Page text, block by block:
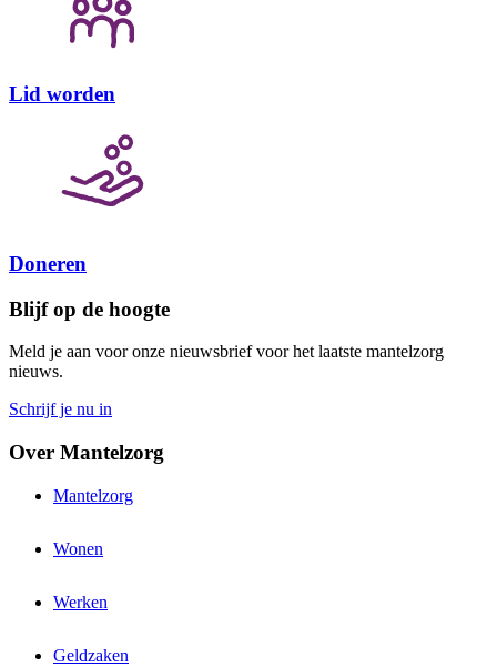
Lid worden
Doneren
Blijf op de hoogte
Meld je aan voor onze nieuwsbrief voor het laatste mantelzorg
nieuws.
Schrijf je nu in
Over Mantelzorg
Mantelzorg
Wonen
Werken
Geldzaken